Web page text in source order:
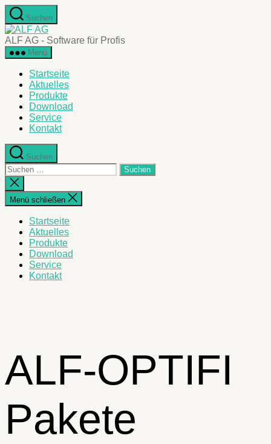
Zum
Inhalt
springen
Suchen
ALF
AG
ALF AG - Software für Profis
Menü
Startseite
Aktuelles
Produkte
Download
Service
Kontakt
Suchen
Suche
nach:
Suche
schließen
Menü schließen
Startseite
Aktuelles
Produkte
Download
Service
Kontakt
ALF-OPTIFI
Pakete